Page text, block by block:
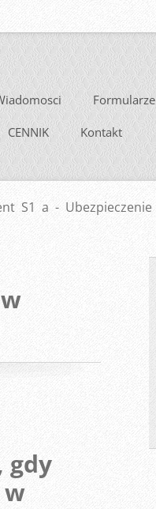
Formularze
CENNIK Kontakt
S1 a -
gdy
w